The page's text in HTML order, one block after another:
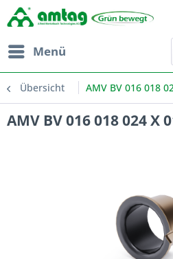
Menü
Übersicht AMV BV 016 018
AMV BV 016 018 024 X